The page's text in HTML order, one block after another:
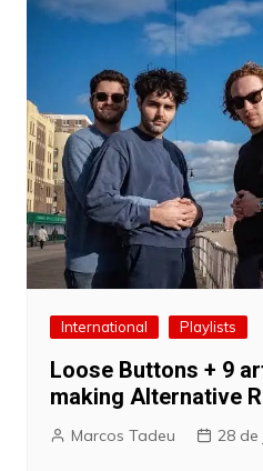
International Playlists
Loose Buttons + 9
making Alternative
Marcos Tadeu 28 de